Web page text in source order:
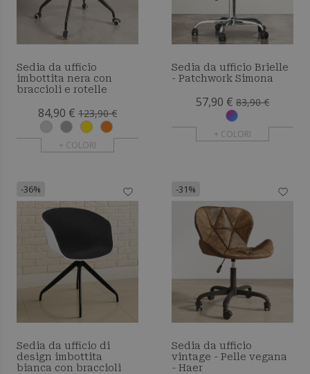
Sedia da ufficio
imbottita nera con
braccioli e rotelle
84,90 € 123,90 €
+ COLORI
Sedia da ufficio Brielle
- Patchwork Simona
57,90 € 83,90 €
+ COLORI
-36%
Sedia da ufficio di
design imbottita
bianca con braccioli
-31%
Sedia da ufficio
vintage - Pelle vegana
- Haer